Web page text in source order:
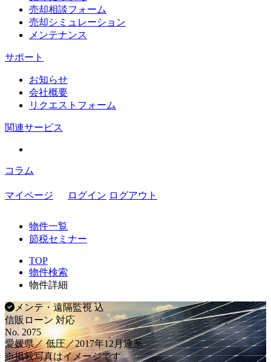
売却相談フォーム
売却シミュレーション
メンテナンス
サポート
お知らせ
会社概要
リクエストフォーム
関連サービス
コラム
マイページ ログイン ログアウト
物件一覧
節税セミナー
TOP
物件検索
物件詳細
メンテ・遠隔監視 込
信販ローン 対応
No. 2075
愛媛県／ 低圧／2017年12月連系
※掲載写真はイメージです